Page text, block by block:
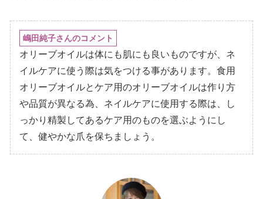
嶋田純子さんのコメント
オリーブオイルは体にも肌にも良いものですが、ネ
イルケアに使う際は気をつける事があります。食用
オリーブオイルとケア用のオリーブオイルは作り方
品質が異なる為、ネイルケアに使用する際は、し
っかり精製してあるケア用のものを選ぶようにし
て、健やかな爪を保ちましょう。